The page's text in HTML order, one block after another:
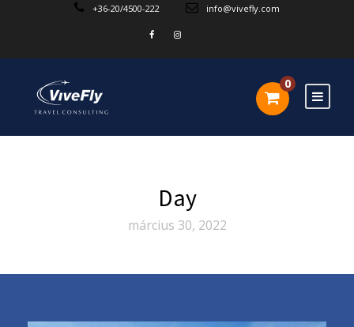
+36-20/4500-222 info@vivefly.com
0
Day
március 30, 2022